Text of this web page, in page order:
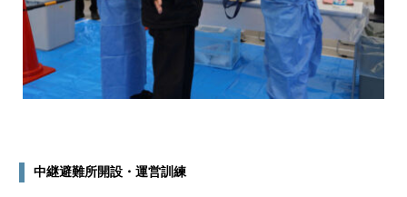
中継避難所開設・運営訓練